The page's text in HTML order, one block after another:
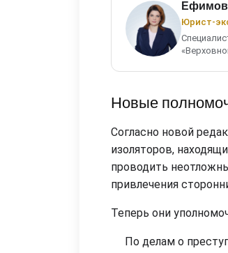
Юрист-
Новые
Согласно новой
изоляторов,
проводить
привлечения
Теперь они
По делам о